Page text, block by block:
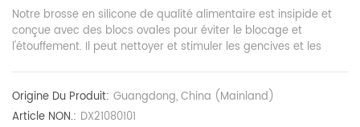
Notre brosse en silicone de qualité alimentaire est insipide et
conçue avec des blocs ovales pour éviter le blocage et
l'étouffement. Il peut nettoyer et stimuler les gencives et les
Origine Du Produit: Guangdong, China (Mainland)
Article NON.: DX21080101